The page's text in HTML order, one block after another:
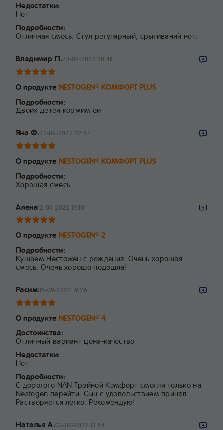
Недостатки:
Нет
Подробности:
Отличная смесь. Стул регулярный, срыгиваний нет.
Владимир П.23-09-2022 20:48
О продукте NESTOGEN®КОМФОРТ PLUS
Подробности:
Двоих детей кормим ей
Яна Ф.22-09-2022 22:57
О продукте NESTOGEN®КОМФОРТ PLUS
Подробности:
Хорошая смесь
Алена12-09-2022 13:10
О продукте NESTOGEN®2
Подробности:
Кушаем Нестожен с рождения. Очень хорошая
смесь. Очень хорошо подошла!
Расим05-09-2022 19:26
О продукте NESTOGEN®4
Достоинства:
Отличный вариант цена-качество
Недостатки:
Нет
Подробности:
С дорогого NAN Тройной Комфорт смогли только на
Nestogen перейти. Сын с удовольствием принял.
Растворяется легко. Рекомендую!
Наталья А.03-09-2022 13:54